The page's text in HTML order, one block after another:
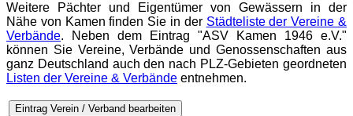
Weitere Pächter und Eigentümer von Gewässern in der
Nähe von Kamen finden Sie in der Städteliste der Vereine &
Verbände. Neben dem Eintrag "ASV Kamen 1946 e.V."
können Sie Vereine, Verbände und Genossenschaften aus
ganz Deutschland auch den nach PLZ-Gebieten geordneten
Listen der Vereine & Verbände entnehmen.
Eintrag Verein / Verband bearbeiten